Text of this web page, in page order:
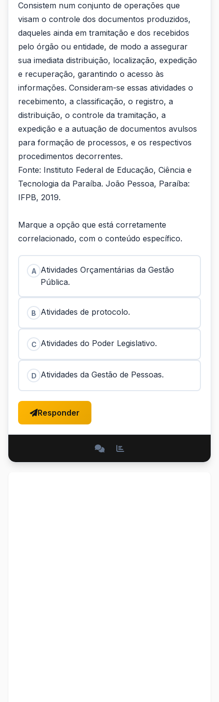
Consistem num conjunto de operações que
visam o controle dos documentos produzidos,
daqueles ainda em tramitação e dos recebidos
pelo órgão ou entidade, de modo a assegurar
sua imediata distribuição, localização, expedição
e recuperação, garantindo o acesso às
informações. Consideram-se essas atividades o
recebimento, a classificação, o registro, a
distribuição, o controle da tramitação, a
expedição e a autuação de documentos avulsos
para formação de processos, e os respectivos
procedimentos decorrentes.
Fonte: Instituto Federal de Educação, Ciência e
Tecnologia da Paraíba. João Pessoa, Paraíba:
IFPB, 2019.
Marque a opção que está corretamente
correlacionado, com o conteúdo específico.
A Atividades Orçamentárias da Gestão
Pública.
B Atividades de protocolo.
C Atividades do Poder Legislativo.
D Atividades da Gestão de Pessoas.
Responder